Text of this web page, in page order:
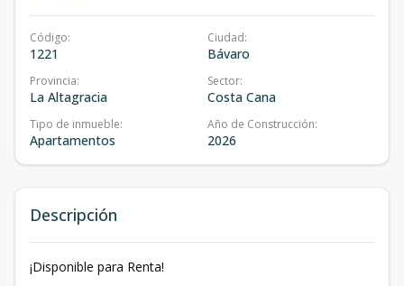
Código:
1221
Ciudad:
Bávaro
Provincia:
La Altagracia
Sector:
Costa Cana
Tipo de inmueble:
Apartamentos
Año de Construcción:
2026
Descripción
¡Disponible para Renta!